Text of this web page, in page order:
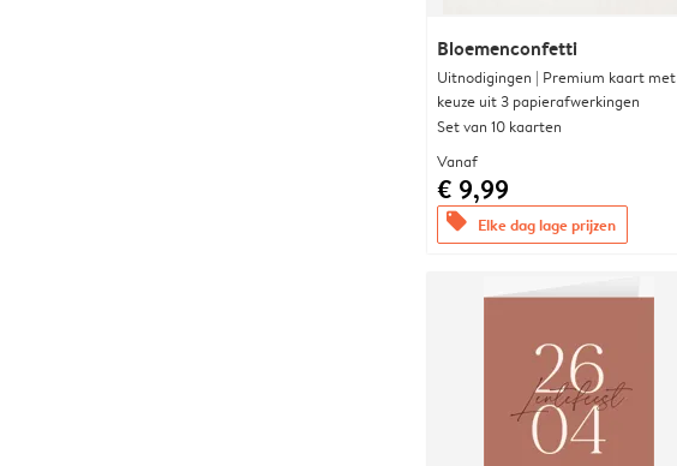
Bloemenconfetti
Uitnodigingen | Premium kaart met
keuze uit 3 papierafwerkingen
Set van 10 kaarten
Vanaf
€ 9,99
offers Elke dag lage prijzen